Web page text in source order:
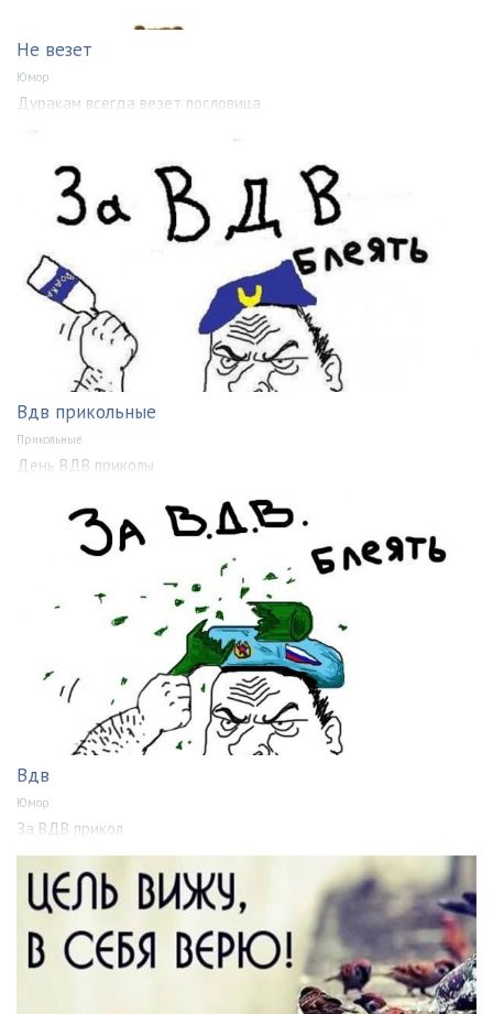
Не везет
Юмор
Дуракам всегда везет пословица
Вдв прикольные
Прикольные
День ВДВ приколы
Вдв
Юмор
За ВДВ прикол